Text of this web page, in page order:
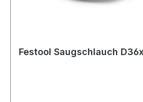
Festool Saugschlauch